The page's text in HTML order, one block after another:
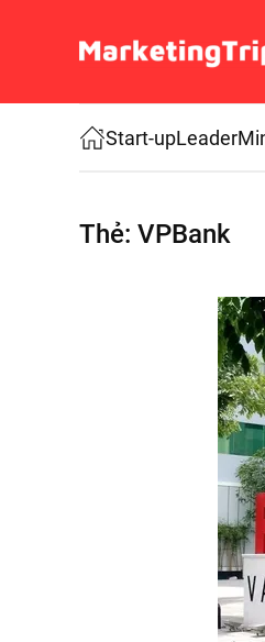
Skip to main content
Start-upLeader
Thẻ: VPBank